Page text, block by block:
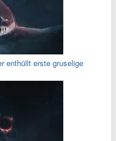
enthüllt erste gruselige